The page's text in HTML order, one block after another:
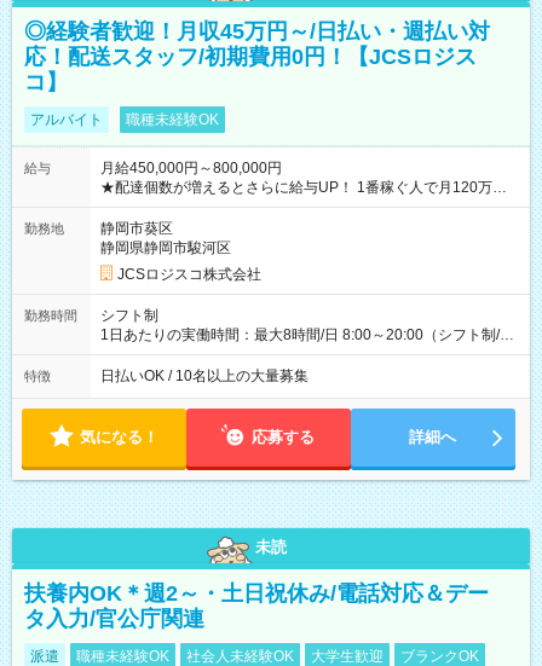
◎経験者歓迎！月収45万円～/日払い・週払い対
応！配送スタッフ/初期費用0円！【JCSロジス
コ】
アルバイト 職種未経験OK
給与
月給450,000円～800,000円
★配達個数が増えるとさらに給与UP！ 1番稼ぐ人で月120万ほ
ど！ ・主要都市エリア 月収55万円／週5日稼働 月収65万~112
万円／週6日稼働 ・地方郊外エリア 月収40万円／週5日稼働 月
収40万円~50万円／週6日稼働 ＜モデルイメージ＞ ■月収50万
円 (27歳男性/江東区在住)※元建築関係 1日150個配達×25日勤務
(日休み) ■月収80万円(43歳男性/墨田区在住)※元営業 1日200個
勤務地
静岡市葵区
静岡県静岡市駿河区
JCSロジスコ株式会社
勤務時間
シフト制
1日あたりの実働時間：最大8時間/日 8:00～20:00（シフト制/実
働8時間） ※週5日勤務（場所次第では週4も有り） ※配達状況
によって時間外での勤務可能性有り ※案件により多少の前後あ
特徴 日払いOK / 10名以上の大量募集
気になる！ 応募する 詳細へ
未読
扶養内OK＊週2～・土日祝休み/電話対応＆デー
タ入力/官公庁関連
派遣 職種未経験OK 社会人未経験OK 大学生歓迎
ブランクOK